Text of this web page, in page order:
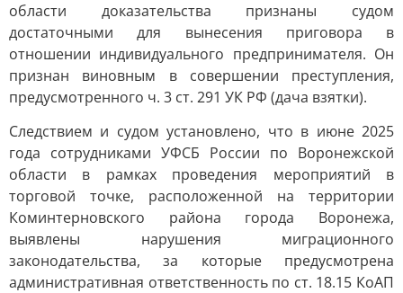
области доказательства признаны судом
достаточными для вынесения приговора в
отношении индивидуального предпринимателя. Он
признан виновным в совершении преступления,
предусмотренного ч. 3 ст. 291 УК РФ (дача взятки).
Следствием и судом установлено, что в июне 2025
года сотрудниками УФСБ России по Воронежской
области в рамках проведения мероприятий в
торговой точке, расположенной на территории
Коминтерновского района города Воронежа,
выявлены нарушения миграционного
законодательства, за которые предусмотрена
административная ответственность по ст. 18.15 КоАП